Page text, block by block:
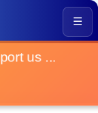
☰
us ...